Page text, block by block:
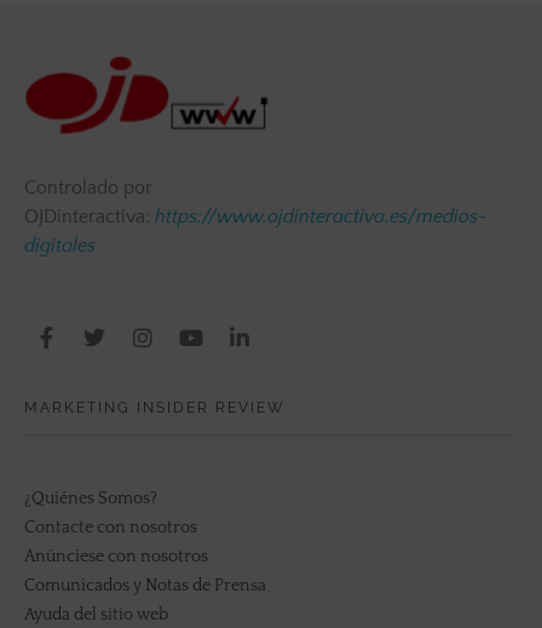
Controlado por
OJDinteractiva: https://www.ojdinteractiva.es/medios-
digitales
MARKETING INSIDER REVIEW
¿Quiénes Somos?
Contacte con nosotros
Anúnciese con nosotros
Comunicados y Notas de Prensa
Ayuda del sitio web